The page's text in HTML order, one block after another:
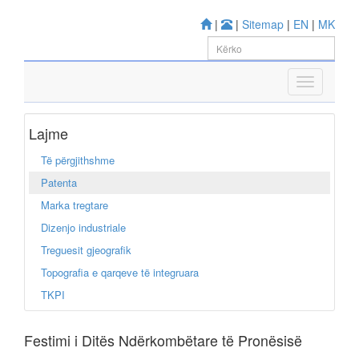
| | Sitemap | EN | MK
Lajme
Të përgjithshme
Patenta
Marka tregtare
Dizenjo industriale
Treguesit gjeografik
Topografia e qarqeve të integruara
TKPI
Festimi i Ditës Ndërkombëtare të Pronësisë